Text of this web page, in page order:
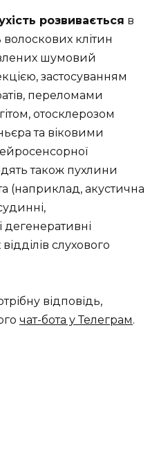
розвивається в
клітин
шумовий
застосуванням
переломами
отосклерозом
та віковими
також пухлини
(наприклад, акустична
слухового
відповідь,
чат-бота у Телеграм.